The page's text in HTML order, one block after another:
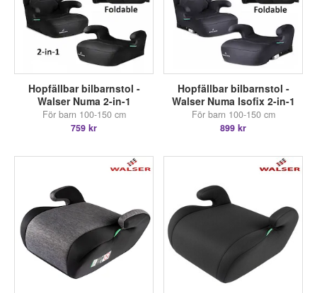
Hopfällbar bilbarnstol -
Walser Numa 2-in-1
För barn 100-150 cm
759 kr
Hopfällbar bilbarnstol -
Walser Numa Isofix 2-in-1
För barn 100-150 cm
899 kr